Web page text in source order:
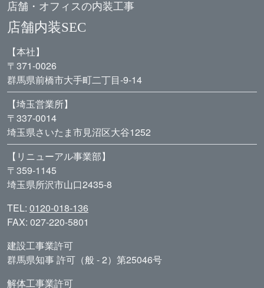
店舗・オフィスの内装工事
店舗内装SEC
【本社】
〒371-0026
群馬県前橋市大手町二丁目-9-14
【埼玉営業所】
〒337-0014
埼玉県さいたま市見沼区大谷1252
【リニューアル事業部】
〒359-1145
埼玉県所沢市山口2435-8
TEL: 0120-018-136
FAX: 027-220-5801
建設工事業許可
群馬県知事 許可（般 - 2）第25046号
解体工事業許可